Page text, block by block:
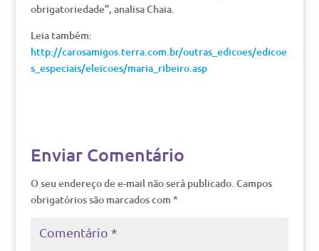
obrigatoriedade”, analisa Chaia.
Leia também:
http://carosamigos.terra.com.br/outras_edicoes/edicoe
s_especiais/eleicoes/maria_ribeiro.asp
Enviar Comentário
O seu endereço de e-mail não será publicado. Campos
obrigatórios são marcados com *